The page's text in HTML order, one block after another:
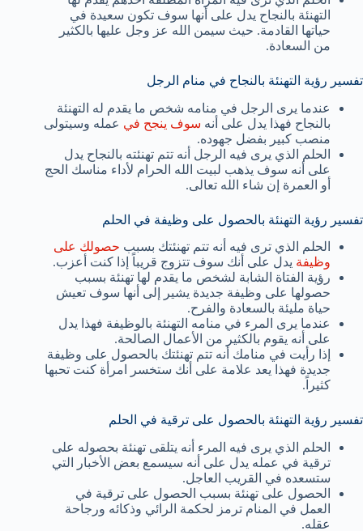
التهنئة بالنجاح يدل على أنها سوف تكون سعيدة في
حياتها القادمة. حيث سيمن الله عز وجل عليها بالكثير
من السعادة.
تفسير رؤية التهنئة بالنجاح في منام الرجل
عندما يرى الرجل في منامه شخص ما يقدم له التهنئة
بالنجاح فهذا يدل على أنه سوف ينجح في عمله وسيتولى
منصب كبير بفضل جهوده.
الحلم الذي يرى فيه الرجل أنه تتم تهنئته بالنجاح يدل
على أنه سوف يذهب لبيت الله الحرام لأداء مناسك الحج
أو العمرة إن شاء الله تعالى.
تفسير رؤية التهنئة بالحصول على وظيفة في الحلم
الحلم الذي ترى فيه أنه تتم تهنئتك بسبب حصولك على
وظيفة يدل على أنك سوف تتزوج قريباً إذا كنت أعزب.
رؤية الفتاة الشابة لشخص ما يقدم لها تهنئة بسبب
حصولها على وظيفة جديدة يشير إلى أنها سوف تعيش
حياة مليئة بالسعادة والفرح.
عندما يرى المرء في منامه التهنئة بالوظيفة فهذا يدل
على أنه يقوم بالكثير من الأعمال الصالحة.
إذا رأيت في منامك أنه تتم تهنئتك بالحصول على وظيفة
جديدة فهذا يعد علامة على أنك ستخسر امرأة كنت تحبها
كثيراً.
تفسير رؤية التهنئة بالحصول على ترقية في الحلم
الحلم الذي يرى فيه المرء أنه يتلقى تهنئة بحصوله على
ترقية في عمله يدل على أنه سيسمع بعض الأخبار التي
ستسعده في القريب العاجل.
الحصول على تهنئة بسبب الحصول على ترقية في
العمل في المنام ترمز لحكمة الرائي وذكائه ورجاحة
عقله.